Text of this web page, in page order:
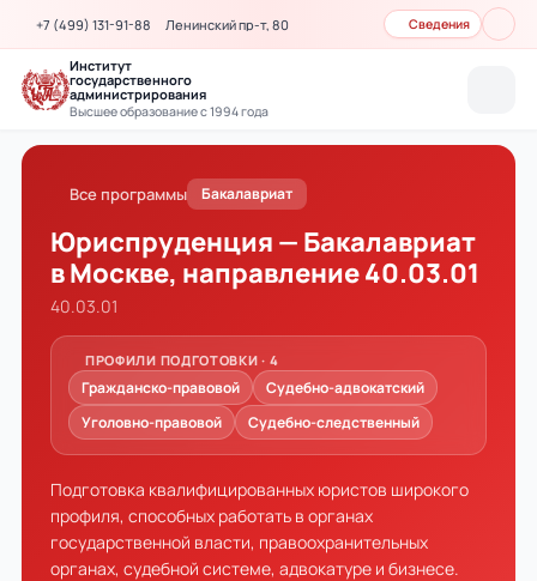
+7 (499) 131-91-88 Ленинский пр-т, 80 Сведения
Институт
государственного
администрирования
Высшее образование с 1994 года
Все программы Бакалавриат
Юриспруденция — Бакалавриат
в Москве, направление 40.03.01
40.03.01
ПРОФИЛИ ПОДГОТОВКИ · 4
Гражданско-правовой
Судебно-адвокатский
Уголовно-правовой
Судебно-следственный
Подготовка квалифицированных юристов широкого
профиля, способных работать в органах
государственной власти, правоохранительных
органах, судебной системе, адвокатуре и бизнесе.